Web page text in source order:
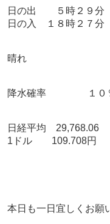
日の出 ５時２９分
日の入 １８時２７分
晴れ
降水確率 １０
日経平均 29,768.06
1ドル 109.708
本日も一日宜しくお願